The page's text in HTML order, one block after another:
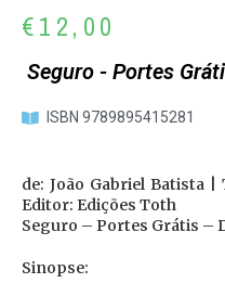
€12,00
Seguro - Portes
ISBN 9789895415281
de: João Gabriel Batista
Editor: Edições Toth
Seguro – Portes Grátis –
Sinopse: